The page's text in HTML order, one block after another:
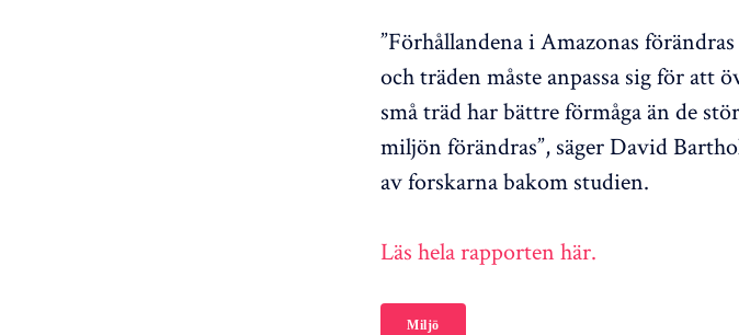
”Förhållandena i Amazonas
och träden måste anpassa sig för att
små träd har bättre förmåga än de
miljön förändras”, säger David
av forskarna bakom studien.
Läs hela rapporten här.
Miljö